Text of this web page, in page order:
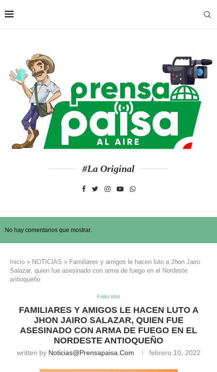
#La Original
No hay comentarios que mostrar.
Inicio » NOTICIAS » Familiares y amigos le hacen luto a Jhon Jairo
Salazar, quien fue asesinado con arma de fuego en el Nordeste
antioqueño
Fallecidos
FAMILIARES Y AMIGOS LE HACEN LUTO A
JHON JAIRO SALAZAR, QUIEN FUE
ASESINADO CON ARMA DE FUEGO EN EL
NORDESTE ANTIOQUEÑO
written by Noticias@prensapaisa.com febrero 10, 2022